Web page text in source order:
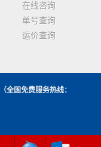
在线咨询
单号查询
运价查询
（全国免费服务热线：